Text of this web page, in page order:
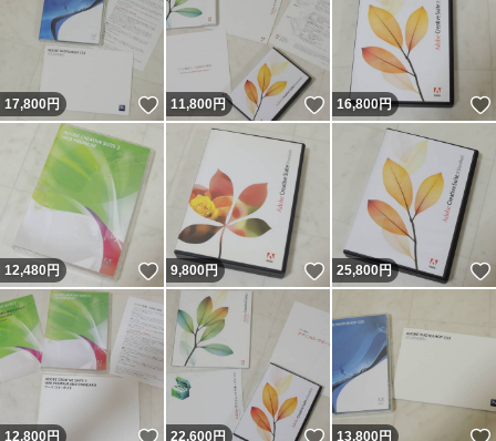
17,800円 いいね！
11,800円 いいね！
16,800円
12,480円 いいね！
9,800円 いいね！
25,800円
12,800円 22,600円 13,800円